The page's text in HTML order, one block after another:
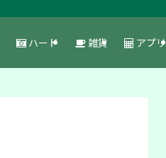
ハード 雑貨 アプリ